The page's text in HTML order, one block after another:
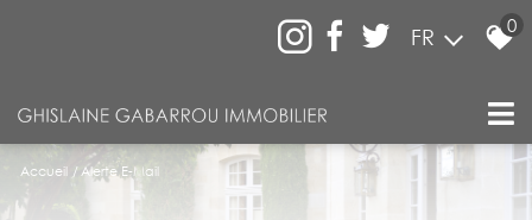
FR 0
Accueil Alerte E-Mail